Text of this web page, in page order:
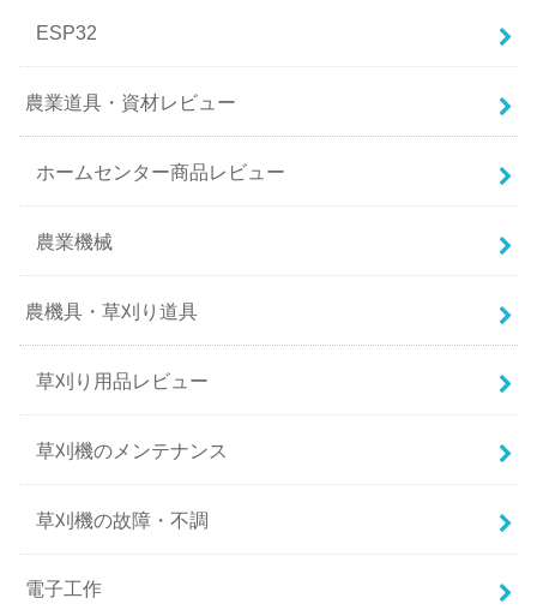
ESP32
農業道具・資材レビュー
ホームセンター商品レビュー
農業機械
農機具・草刈り道具
草刈り用品レビュー
草刈機のメンテナンス
草刈機の故障・不調
電子工作